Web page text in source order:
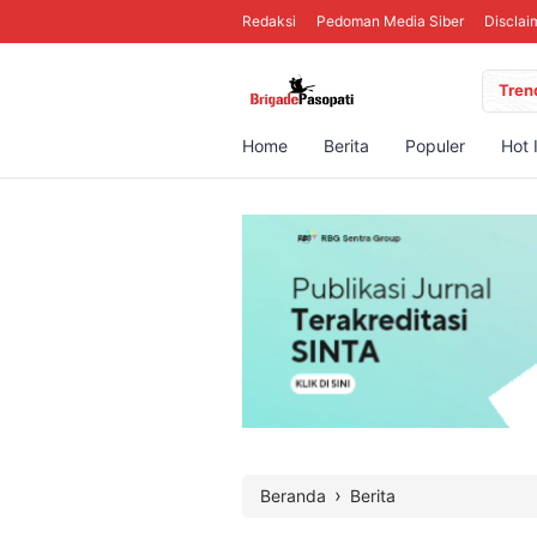
Redaksi Pedoman Media Siber
Home Berita Populer Hot
Beranda › Berita